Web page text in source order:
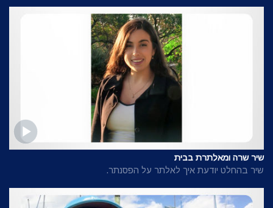
שיר שרה ומאלתרת בבית
שיר בהחלט יודעת איך לאלתר על הפסנתר.